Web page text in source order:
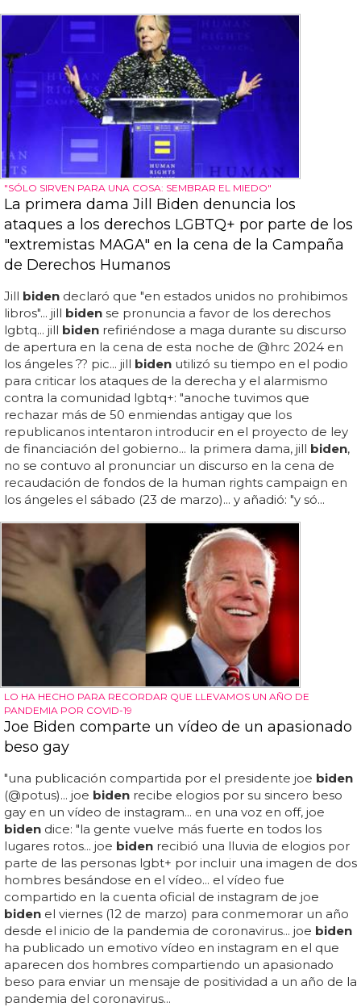
"SÓLO SIRVEN PARA UNA COSA: SEMBRAR EL MIEDO"
La primera dama Jill Biden denuncia los
ataques a los derechos LGBTQ+ por parte de los
"extremistas MAGA" en la cena de la Campaña
de Derechos Humanos
Jill biden declaró que "en estados unidos no prohibimos
libros"... jill biden se pronuncia a favor de los derechos
lgbtq... jill biden refiriéndose a maga durante su discurso
de apertura en la cena de esta noche de @hrc 2024 en
los ángeles ?? pic... jill biden utilizó su tiempo en el podio
para criticar los ataques de la derecha y el alarmismo
contra la comunidad lgbtq+: "anoche tuvimos que
rechazar más de 50 enmiendas antigay que los
republicanos intentaron introducir en el proyecto de ley
de financiación del gobierno... la primera dama, jill biden,
no se contuvo al pronunciar un discurso en la cena de
recaudación de fondos de la human rights campaign en
los ángeles el sábado (23 de marzo)... y añadió: "y só...
LO HA HECHO PARA RECORDAR QUE LLEVAMOS UN AÑO DE
PANDEMIA POR COVID-19
Joe Biden comparte un vídeo de un apasionado
beso gay
"una publicación compartida por el presidente joe biden
(@potus)... joe biden recibe elogios por su sincero beso
gay en un vídeo de instagram... en una voz en off, joe
biden dice: "la gente vuelve más fuerte en todos los
lugares rotos... joe biden recibió una lluvia de elogios por
parte de las personas lgbt+ por incluir una imagen de dos
hombres besándose en el vídeo... el vídeo fue
compartido en la cuenta oficial de instagram de joe
biden el viernes (12 de marzo) para conmemorar un año
desde el inicio de la pandemia de coronavirus... joe biden
ha publicado un emotivo vídeo en instagram en el que
aparecen dos hombres compartiendo un apasionado
beso para enviar un mensaje de positividad a un año de la
pandemia del coronavirus...